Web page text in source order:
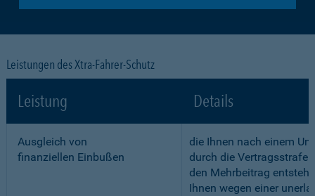
Leistungen des Xtra-Fahrer-Schutz
Leistung Details
Ausgleich von
finanziellen Einbußen
die Ihnen nach einem
durch die Vertragsstrafe
den Mehrbeitrag
Ihnen wegen einer